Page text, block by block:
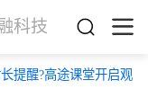
科技
提醒?高途课堂开启观